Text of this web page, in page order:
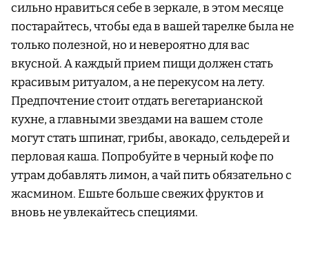
сильно нравиться себе в зеркале, в этом месяце
постарайтесь, чтобы еда в вашей тарелке была не
только полезной, но и невероятно для вас
вкусной. А каждый прием пищи должен стать
красивым ритуалом, а не перекусом на лету.
Предпочтение стоит отдать вегетарианской
кухне, а главными звездами на вашем столе
могут стать шпинат, грибы, авокадо, сельдерей и
перловая каша. Попробуйте в черный кофе по
утрам добавлять лимон, а чай пить обязательно с
жасмином. Ешьте больше свежих фруктов и
вновь не увлекайтесь специями.